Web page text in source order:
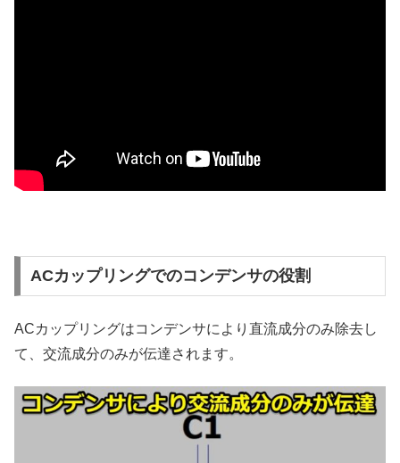
ACカップリングでのコンデンサの役割
ACカップリングはコンデンサにより直流成分のみ除去し
て、交流成分のみが伝達されます。